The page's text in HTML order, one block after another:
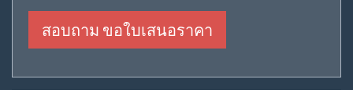
สอบถาม ขอใบเสนอราคา